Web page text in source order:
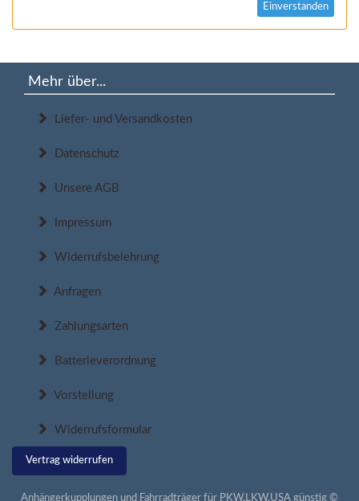
Einverstanden
Mehr über...
Liefer- und Versandkosten
Datenschutz
Unsere AGB
Impressum
Widerrufsbelehrung
Anfragen
Zahlungsarten
Batterieverordnung
Vorstellung
Widerrufsformular
Vertrag widerrufen
Anhängerkupplungen und Fahrradträger für PKW,LKW,USA günstig ©